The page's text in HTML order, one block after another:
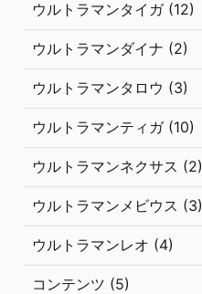
ウルトラマンタイガ (12)
ウルトラマンダイナ (2)
ウルトラマンタロウ (3)
ウルトラマンティガ (10)
ウルトラマンネクサス (2)
ウルトラマンメビウス (3)
ウルトラマンレオ (4)
コンテンツ (5)